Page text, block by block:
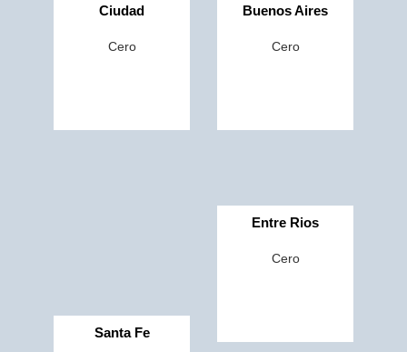
Ciudad
Cero
Buenos Aires
Cero
Santa Fe
Entre Rios
Cero